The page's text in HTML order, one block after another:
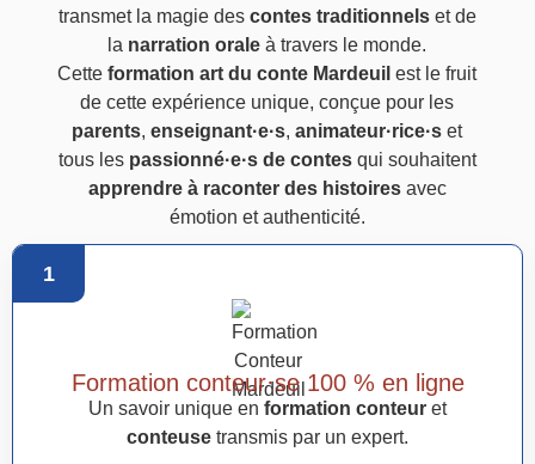
transmet la magie des contes traditionnelset de
la narration orale à travers le monde.
Cetteformation art du conte Mardeuil est le fruit
de cette expérience unique, conçue pour les
parents,enseignant·e·s,animateur·rice·s et
tous les passionné·e·s de contesqui souhaitent
apprendre à raconter des histoiresavec
émotion et authenticité.
1
Formation conteur·se 100 % en ligne
Un savoir unique en formation conteur et
conteuse transmis par un expert.